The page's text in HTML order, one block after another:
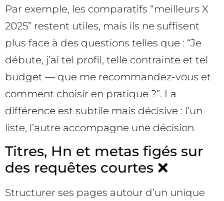
Par exemple, les comparatifs “meilleurs X
2025” restent utiles, mais ils ne suffisent
plus face à des questions telles que : “Je
débute, j’ai tel profil, telle contrainte et tel
budget — que me recommandez-vous et
comment choisir en pratique ?”. La
différence est subtile mais décisive : l’un
liste, l’autre accompagne une décision.
Titres, Hn et metas figés sur
des requêtes courtes ❌
Structurer ses pages autour d’un unique